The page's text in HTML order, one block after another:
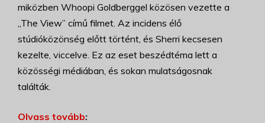
miközben Whoopi Goldberggel közösen vezette a
„The View” című filmet. Az incidens élő
stúdióközönség előtt történt, és Sherri kecsesen
kezelte, viccelve. Ez az eset beszédtéma lett a
közösségi médiában, és sokan mulatságosnak
találták.
Olvass tovább: